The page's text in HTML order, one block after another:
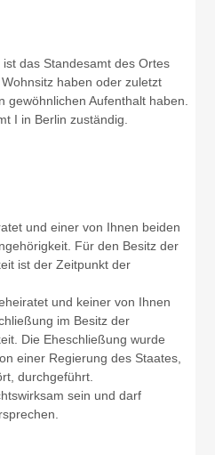
das Standesamt des Ortes
haben oder zuletzt
gewöhnlichen Aufenthalt haben.
I in Berlin zuständig.
und einer von Ihnen beiden
Für den Besitz der
ist der Zeitpunkt der
und keiner von Ihnen
im Besitz der
Die Eheschließung wurde
einer Regierung des Staates,
durchgeführt.
sein und darf